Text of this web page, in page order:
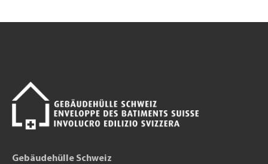
Gebäudehülle Schweiz